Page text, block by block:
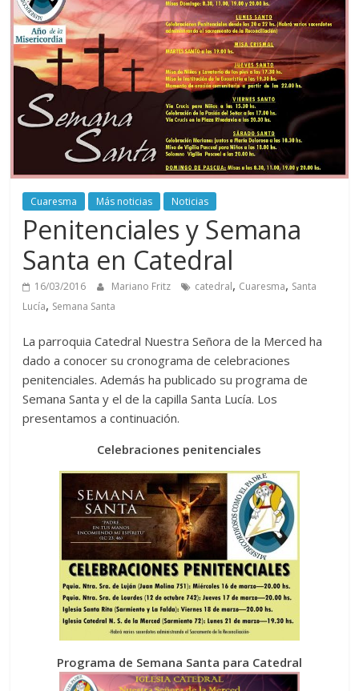
Cuaresma Más noticias Noticias
Penitenciales y Semana
Santa en Catedral
16/03/2016 Mariano Fritz catedral, Cuaresma, Santa
Lucía, Semana Santa
La parroquia Catedral Nuestra Señora de la Merced ha
dado a conocer su cronograma de celebraciones
penitenciales. Además ha publicado su programa de
Semana Santa y el de la capilla Santa Lucía. Los
presentamos a continuación.
Celebraciones penitenciales
Programa de Semana Santa para Catedral